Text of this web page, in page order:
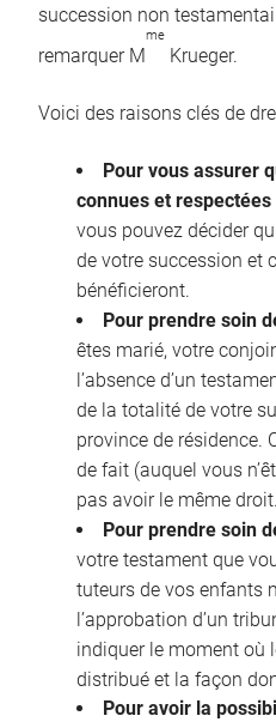
succession non
remarquer M
me
Krueger.
Voici des raisons clés de
Pour vous assurer
connues et respectées
vous pouvez décider
de votre succession et
bénéficieront.
Pour prendre soin
êtes marié, votre
l’absence d’un
de la totalité de votre
province de résidence.
de fait (auquel vous
pas avoir le même droit.
Pour prendre soin
votre testament que
tuteurs de vos enfants
l’approbation d’un
indiquer le moment où
distribué et la façon
Pour avoir la